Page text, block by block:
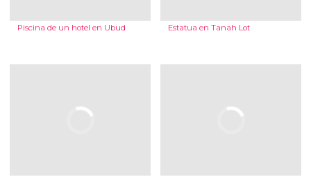
Piscina de un hotel en Ubud Estatua en Tanah Lot